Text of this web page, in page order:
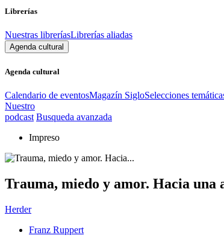
Librerías
Nuestras libreríasLibrerías aliadas
Agenda cultural
Agenda cultural
Calendario de eventosMagazín SigloSelecciones
Nuestro
podcast Busqueda avanzada
Impreso
Trauma, miedo y amor. Hacia una
Herder
Franz Ruppert